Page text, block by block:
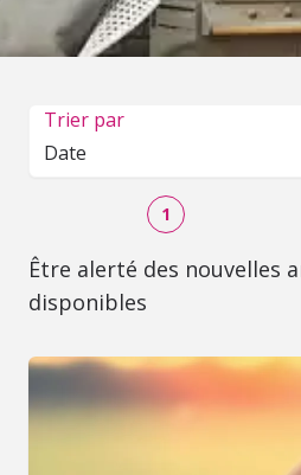
Trier par
Date
1
Être alerté des nouvelles
disponibles